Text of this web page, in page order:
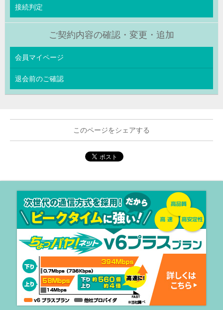
接続判定
ご契約内容の確認・変更・追加
会員マイページ
退会前のご確認
このページをシェアする